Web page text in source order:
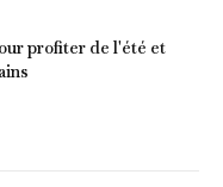
profiter de l'été et